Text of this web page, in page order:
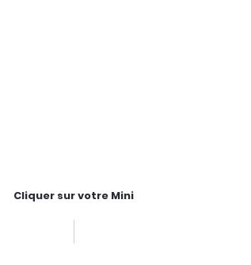
Cliquer sur votre Mini